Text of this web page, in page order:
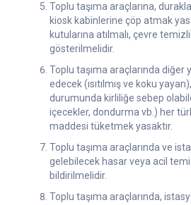
Toplu taşıma araçlarına,
kiosk kabinlerine çöp atmak
kutularına atılmalı, çevre
gösterilmelidir.
Toplu taşıma araçlarında diğer
edecek (ısıtılmış ve koku
durumunda kirliliğe sebep
içecekler, dondurma vb.) her
maddesi tüketmek yasaktır.
Toplu taşıma araçlarında ve
gelebilecek hasar veya acil
bildirilmelidir.
Toplu taşıma araçlarında,